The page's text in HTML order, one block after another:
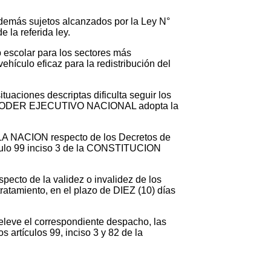
sujetos alcanzados por la Ley N°
la referida ley.
para los sectores más
eficaz para la redistribución del
descriptas dificulta seguir los
EJECUTIVO NACIONAL adopta la
NACION respecto de los Decretos de
99 inciso 3 de la CONSTITUCION
de la validez o invalidez de los
en el plazo de DIEZ (10) días
el correspondiente despacho, las
artículos 99, inciso 3 y 82 de la